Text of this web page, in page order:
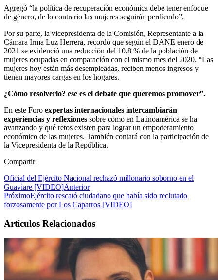
Agregó “la política de recuperación económica debe tener enfoque
de género, de lo contrario las mujeres seguirán perdiendo”.
Por su parte, la vicepresidenta de la Comisión, Representante a la
Cámara Irma Luz Herrera, recordó que según el DANE enero de
2021 se evidenció una reducción del 10,8 % de la población de
mujeres ocupadas en comparación con el mismo mes del 2020. “Las
mujeres hoy están más desempleadas, reciben menos ingresos y
tienen mayores cargas en los hogares.
¿Cómo resolverlo? ese es el debate que queremos promover”.
En este Foro expertas internacionales intercambiarán
experiencias y reflexiones sobre cómo en Latinoamérica se ha
avanzando y qué retos existen para lograr un empoderamiento
económico de las mujeres. También contará con la participación de
la Vicepresidenta de la República.
Compartir:
Oficial del Ejército Nacional rechazó millonario soborno en el
Guaviare [VIDEO]Anterior
PróximoEjército rescató ciudadano que había sido reclutado
forzosamente por Los Caparros [VIDEO]
Artículos Relacionados